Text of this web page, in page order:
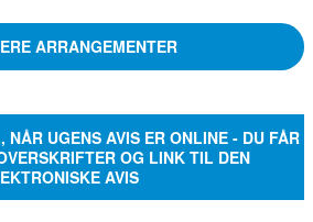
ARRANGEMENTER
NÅR UGENS AVIS ER ONLINE - DU FÅR
OG LINK TIL DEN
AVIS